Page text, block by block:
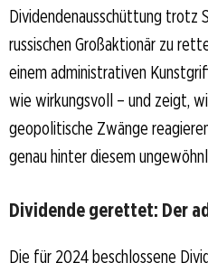
Dividendenausschüttung trotz
russischen Großaktionär zu
einem administrativen
wie wirkungsvoll – und zeigt,
geopolitische Zwänge
genau hinter diesem
Dividende gerettet: Der
Die für 2024 beschlossene